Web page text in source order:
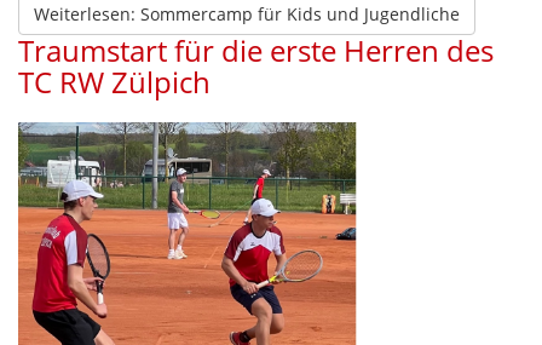
Weiterlesen: Sommercamp für Kids und Jugendliche
Traumstart für die erste Herren des
TC RW Zülpich